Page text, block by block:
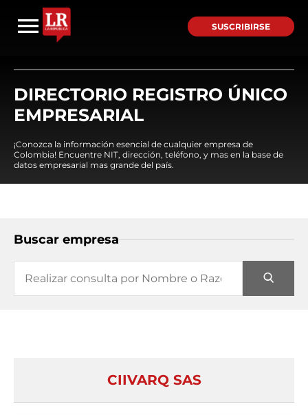
SUSCRIBIRSE
DIRECTORIO REGISTRO ÚNICO
EMPRESARIAL
¡Conozca la información esencial de cualquier empresa de
Colombia! Encuentre NIT, dirección, teléfono, y mas en la base de
datos empresarial mas grande del país.
Buscar empresa
CIIVARQ SAS